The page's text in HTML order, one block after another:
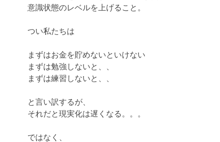
意識状態のレベルを上げること。
つい私たちは
まずはお金を貯めないといけない
まずは勉強しないと、、
まずは練習しないと、、
と言い訳するが、
それだと現実化は遅くなる。。。
ではなく、